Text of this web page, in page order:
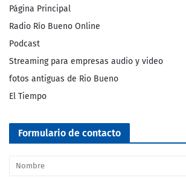
Página Principal
Radio Río Bueno Online
Podcast
Streaming para empresas audio y video
fotos antiguas de Rio Bueno
El Tiempo
Formulario de contacto